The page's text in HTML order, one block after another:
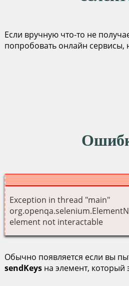
Если вручную что-то не
попробовать онлайн сервисы,
Exception in thread "main"
element not interactable
Обычно появляется если вы
sendKeysна элемент, который